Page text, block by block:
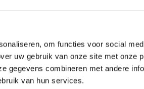
om functies voor social
uw gebruik van onze site met onze
gegevens combineren met andere
van hun services.